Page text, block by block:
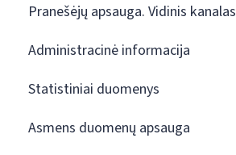
Pranešėjų apsauga. Vidinis kanalas
Administracinė informacija
Statistiniai duomenys
Asmens duomenų apsauga